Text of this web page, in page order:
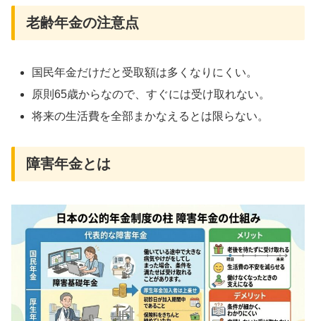
老齢年金の注意点
国民年金だけだと受取額は多くなりにくい。
原則65歳からなので、すぐには受け取れない。
将来の生活費を全部まかなえるとは限らない。
障害年金とは